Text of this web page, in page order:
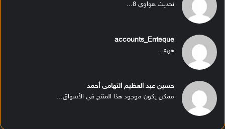
تحديث هواوي 8...
accounts_Enteque
ههه...
حسين عبد العظيم التهامى أحمد
ممكن يكون موجود هذا المنتج في الأسواق...